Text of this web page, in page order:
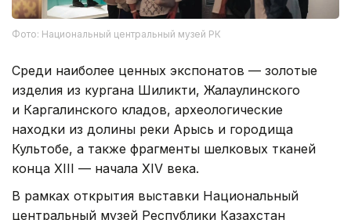
Фото: Национальный центральный музей РК
Среди наиболее ценных экспонатов — золотые
изделия из кургана Шиликти, Жалаулинского
и Каргалинского кладов, археологические
находки из долины реки Арысь и городища
Культобе, а также фрагменты шелковых тканей
конца XIII — начала XIV века.
В рамках открытия выставки Национальный
центральный музей Республики Казахстан